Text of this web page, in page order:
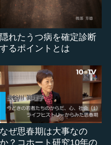
隠れたうつ病を確定診断
するポイントとは
なぜ思春期は大事なの
か？コホート研究10年の